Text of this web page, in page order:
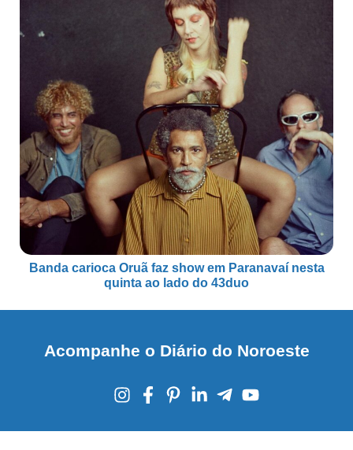
Banda carioca Oruã faz show em Paranavaí nesta
quinta ao lado do 43duo
Acompanhe o Diário do Noroeste